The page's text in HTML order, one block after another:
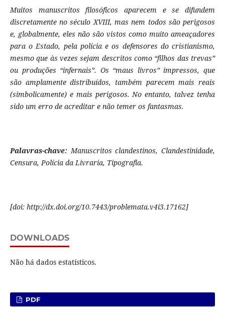
Muitos manuscritos filosóficos aparecem e se difundem
discretamente no século XVIII, mas nem todos são perigosos
e, globalmente, eles não são vistos como muito ameaçadores
para o Estado, pela polícia e os defensores do cristianismo,
mesmo que às vezes sejam descritos como “filhos das trevas”
ou produções “infernais”. Os “maus livros” impressos, que
são amplamente distribuídos, também parecem mais reais
(simbolicamente) e mais perigosos. No entanto, talvez tenha
sido um erro de acreditar e não temer os fantasmas.
Palavras-chave:Manuscritos clandestinos, Clandestinidade,
Censura, Polícia da Livraria, Tipografia.
[doi: http://dx.doi.org/10.7443/problemata.v4i3.17162]
DOWNLOADS
Não há dados estatísticos.
PDF